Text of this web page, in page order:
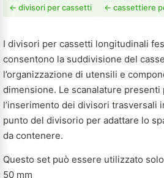
← divisori per cassetti ← cassettiere
I divisori per cassetti longitudinali
consentono la suddivisione del
l’organizzazione di utensili e
dimensione. Le scanalature presenti
l’inserimento dei divisori trasversali
punto del divisorio per adattare lo
da contenere.
Questo set può essere utilizzato
50 mm